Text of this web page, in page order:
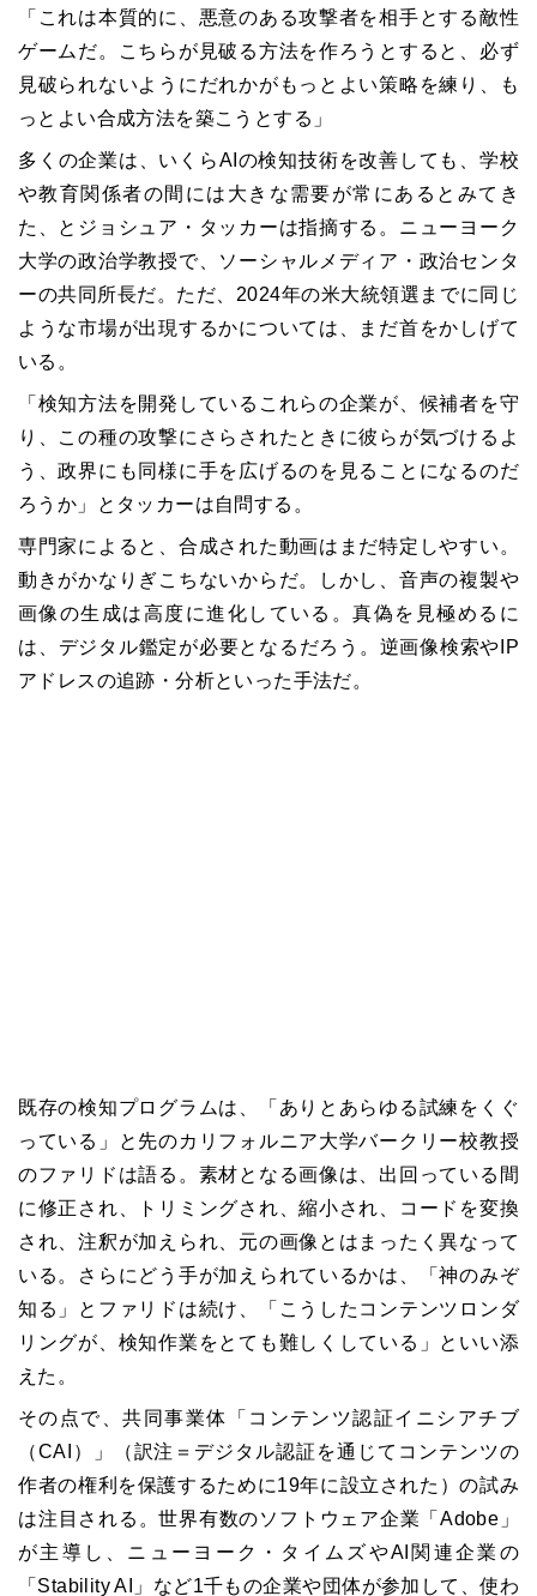
「これは本質的に、悪意のある攻撃者を相手とする敵性
ゲームだ。こちらが見破る方法を作ろうとすると、必ず
見破られないようにだれかがもっとよい策略を練り、も
っとよい合成方法を築こうとする」
多くの企業は、いくらAIの検知技術を改善しても、学校
や教育関係者の間には大きな需要が常にあるとみてき
た、とジョシュア・タッカーは指摘する。ニューヨーク
大学の政治学教授で、ソーシャルメディア・政治センタ
ーの共同所長だ。ただ、2024年の米大統領選までに同じ
ような市場が出現するかについては、まだ首をかしげて
いる。
「検知方法を開発しているこれらの企業が、候補者を守
り、この種の攻撃にさらされたときに彼らが気づけるよ
う、政界にも同様に手を広げるのを見ることになるのだ
ろうか」とタッカーは自問する。
専門家によると、合成された動画はまだ特定しやすい。
動きがかなりぎこちないからだ。しかし、音声の複製や
画像の生成は高度に進化している。真偽を見極めるに
は、デジタル鑑定が必要となるだろう。逆画像検索やIP
アドレスの追跡・分析といった手法だ。
既存の検知プログラムは、「ありとあらゆる試練をくぐ
っている」と先のカリフォルニア大学バークリー校教授
のファリドは語る。素材となる画像は、出回っている間
に修正され、トリミングされ、縮小され、コードを変換
され、注釈が加えられ、元の画像とはまったく異なって
いる。さらにどう手が加えられているかは、「神のみぞ
知る」とファリドは続け、「こうしたコンテンツロンダ
リングが、検知作業をとても難しくしている」といい添
えた。
その点で、共同事業体「コンテンツ認証イニシアチブ
（CAI）」（訳注＝デジタル認証を通じてコンテンツの
作者の権利を保護するために19年に設立された）の試み
は注目される。世界有数のソフトウェア企業「Adobe」
が主導し、ニューヨーク・タイムズやAI関連企業の
「Stability AI」など1千もの企業や団体が参加して、使わ